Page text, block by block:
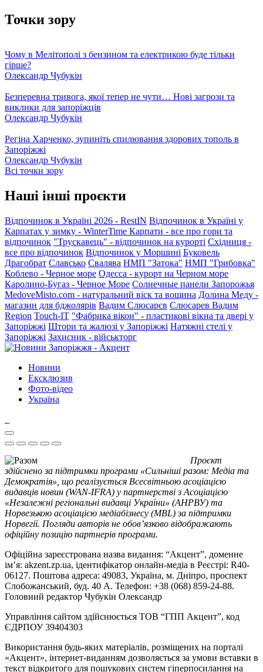
Точки зору
Чому в Мелітополі з бензином та електрикою буде тільки
гірше?
Олександр Чубукін
Безперевна тривога, якої тепер не чути… Нові загрози та
виклики для запоріжців
Олександр Чубукін
Регіна Харченко, зупиніть спилювання здорових тополь в
Запоріжжі
Олександр Чубукін
Всі точки зору
Наші інші проєкти
Відпочинок в Україні 2026 - RestIN Відпочинок в Україні у
Карпатах у зимку - WinterTime Карпати - все про гори та
відпочинок "Трускавець" - відпочинок на курорті Східниця -
все про відпочинок Відпочинок у Моршині Буковель
Драгобрат Славсько Свалява НМП "Затока" НМП "Грибовка"
Коблево - Черное море Одесса - курорт на Черном море
Каролино-Бугаз - Черное Море Солнечные панели Запорожья
MedoveMisto.com - натуральний віск та вощина Долина Меду -
магазин для бджолярів Вадим Слюсарєв Слюсарев Вадим
Region Touch-IT "Фабрика вікон" - пластикові вікна та двері у
Запоріжжі Штори та жалюзі у Запоріжжі Натяжні стелі у
Запоріжжі Захисник - військторг
Новини
Ексклюзив
Фото-відео
Україна
Проєкт
здійснено за підтримки програми «Сильніші разом: Медіа та
Демократія», що реалізується Всесвітньою асоціацією
видавців новин (WAN-IFRA) у партнерстві з Асоціацією
«Незалежні регіональні видавці України» (АНРВУ) та
Норвезькою асоціацією медіабізнесу (MBL) за підтримки
Норвегії. Погляди авторів не обов’язково відображають
офіційну позицію партнерів програми.
Офіційна зареєстрована назва видання: “Акцент”, доменне
ім’я: akzent.zp.ua, ідентифікатор онлайн-медіа в Реєстрі: R40-
06127. Поштова адреса: 49083, Україна, м. Дніпро, проспект
Слобожанський, буд. 40 А. Телефон: +38 (068) 859-24-88.
Головний редактор Чубукін Олександр
Управління сайтом здійснюється ТОВ “ГПП Акцент”, код
ЄДРПОУ 39404303
Використання будь-яких матеріалів, розміщених на порталі
«Акцент», інтернет-виданням дозволяється за умови вставки в
текст відкритого для пошукових систем гіперпосилання на